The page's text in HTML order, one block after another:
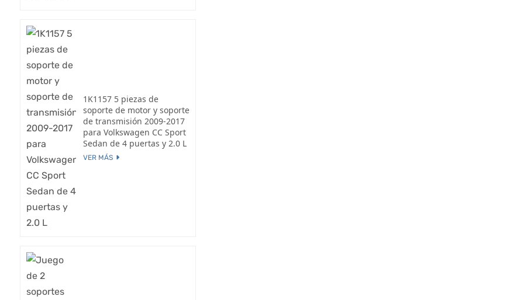
1K1157 5 piezas de
soporte de motor y soporte
de transmisión 2009-2017
para Volkswagen CC Sport
Sedan de 4 puertas y 2.0 L
VER MÁS